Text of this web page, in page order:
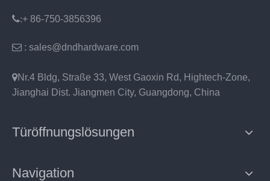
:+ 86-750-3856396
 : sales@dndhardware.com
Nr.4 Bldg, Straße 33, West Gaoxin Rd, Hightech-Zone,
Jianghai Dist. Jiangmen City, Guangdong, China
Türöffnungslösungen
Navigation